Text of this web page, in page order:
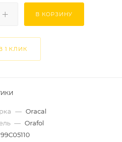
В КОРЗИНУ
1 КЛИК
— Oracal
— Orafol
99C05110